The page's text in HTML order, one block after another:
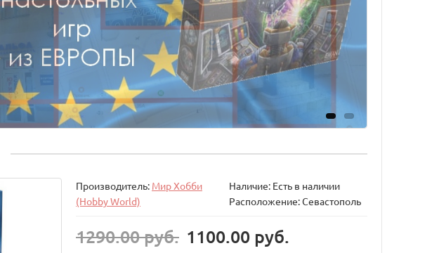
Производитель: Мир Хобби
(Hobby World)
Наличие: Есть в наличии
Расположение: Севастополь
1290.00 руб. 1100.00 руб.